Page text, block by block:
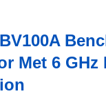
Met 6